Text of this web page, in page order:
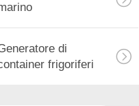
di
frigoriferi